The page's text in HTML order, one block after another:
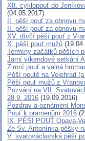
XII. cyklopouť do
(04.05.2017)
II. pěší pouť za obnovu
II. pěší pouť za obnovu
XV. dívčí pěší pouť z
X. pěší pouť mužů
Termíny začátků pěších
Jarní víkendové setkání
Zimní pouť a valná
Pěší poutě na Velehrad
Pěší pouť mužů z
Pozvání na VII.
28.9. 2016 (19.09.2016)
Pozdrav a oznámení
Pouť k pramenům 2016
IX. PĚŠÍ POUŤ Opava-
Ze Sv. Antonínka pěšky
V. svatováclavská pěší